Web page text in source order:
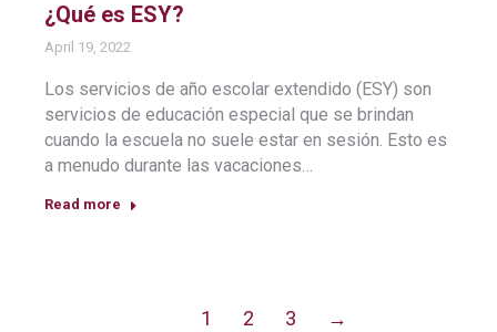
¿Qué es ESY?
April 19, 2022
Los servicios de año escolar extendido (ESY) son
servicios de educación especial que se brindan
cuando la escuela no suele estar en sesión. Esto es
a menudo durante las vacaciones…
Read more
1 2 3 →